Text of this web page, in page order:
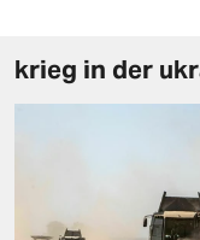
krieg in der